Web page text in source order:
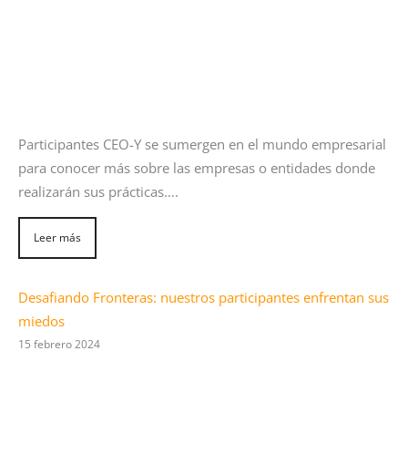
Participantes CEO-Y se sumergen en el mundo empresarial
para conocer más sobre las empresas o entidades donde
realizarán sus prácticas….
Leer más
Desafiando Fronteras: nuestros participantes enfrentan sus
miedos
15 febrero 2024